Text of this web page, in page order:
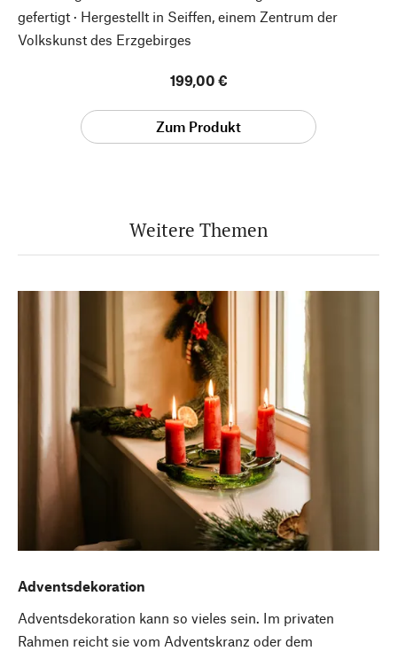
gefertigt · Hergestellt in Seiffen, einem Zentrum der
Volkskunst des Erzgebirges
199,00 €
Zum Produkt
Weitere Themen
Adventsdekoration
Adventsdekoration kann so vieles sein. Im privaten
Rahmen reicht sie vom Adventskranz oder dem